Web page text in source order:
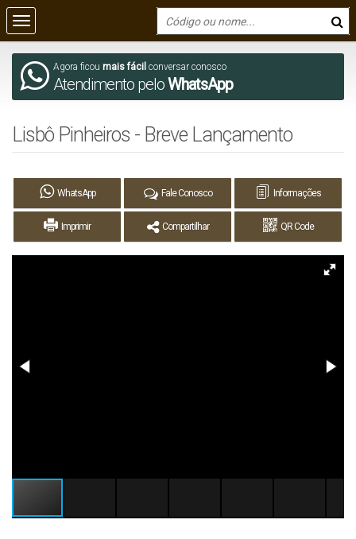
Agora ficou mais fácil conversar conosco
Atendimento peloWhatsApp
Lisbô Pinheiros - Breve Lançamento
WhatsApp Fale Conosco Informações
Imprimir Compartilhar QR Code